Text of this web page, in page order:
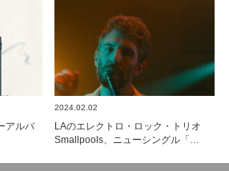
アルバ
2024.02.02
LAのエレクトロ・ロック・トリオ
Smallpools、ニューシングル「…